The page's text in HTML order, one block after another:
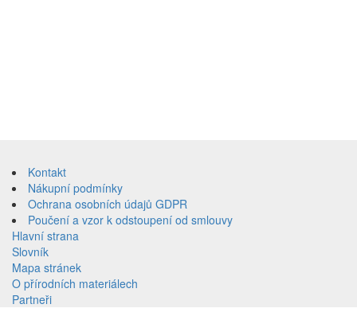
obsahKontakt
Nákupní podmínky
Ochrana osobních údajů GDPR
Poučení a vzor k odstoupení od smlouvy
Hlavní strana
Slovník
Mapa stránek
O přírodních materiálech
Partneři